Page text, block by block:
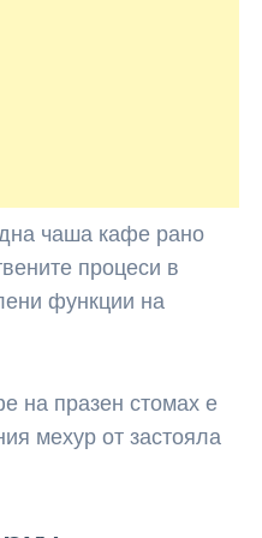
чаша кафе рано
процеси в
функции на
на празен стомах е
мехур от застояла